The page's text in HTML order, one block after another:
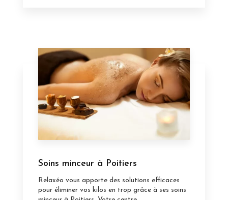
Soins minceur à Poitiers
Relaxéo vous apporte des solutions efficaces
pour éliminer vos kilos en trop grâce à ses soins